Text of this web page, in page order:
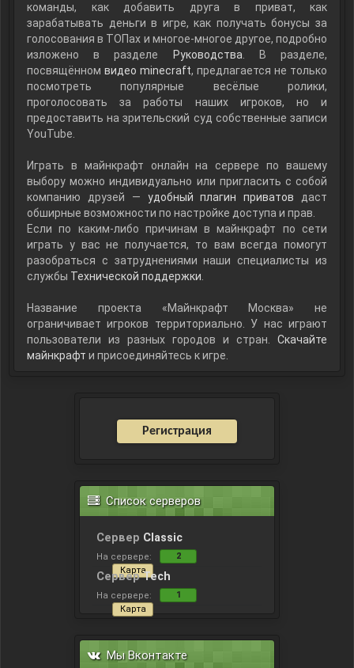
команды, как добавить друга в приват, как
зарабатывать деньги в игре, как получать бонусы за
голосования в ТОПах и многое-многое другое, подробно
изложено в разделе
Руководства. В разделе,
посвящённом видео minecraft, предлагается не только
посмотреть популярные весёлые ролики,
проголосовать за работы наших игроков, но и
предоставить на зрительский суд собственные записи
YouTube.
Играть в майнкрафт онлайн на сервере по вашему
выбору можно индивидуально или пригласить с собой
компанию друзей — удобный плагин приватов даст
обширные возможности по настройке доступа и прав.
Если по каким-либо причинам в майнкрафт по сети
играть у вас не получается, то вам всегда помогут
разобраться с затруднениями наши специалисты из
службы Технической поддержки.
Название проекта «Майнкрафт Москва» не
ограничивает игроков территориально. У нас играют
пользователи из разных городов и стран. Скачайте
майнкрафт и присоединяйтесь к игре.
Регистрация
Список серверов
Сервер Classic
На сервере:
2
Карта
СерверTech
На сервере:
1
Карта
Мы Вконтакте